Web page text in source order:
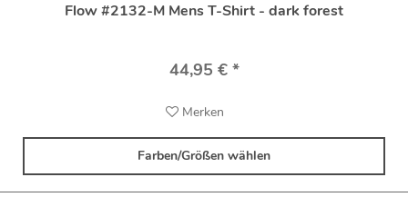
Flow #2132-M Mens T-Shirt - dark forest
44,95 € *
Merken
Farben/Größen wählen